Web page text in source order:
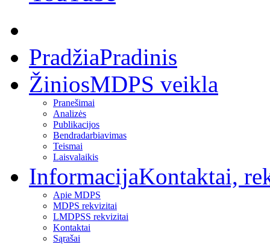
PradžiaPradinis
ŽiniosMDPS veikla
Pranešimai
Analizės
Publikacijos
Bendradarbiavimas
Teismai
Laisvalaikis
InformacijaKontaktai,
Apie MDPS
MDPS rekvizitai
LMDPSS rekvizitai
Kontaktai
Sąrašai